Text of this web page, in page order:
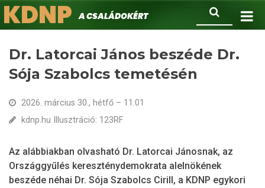
Ugrás
a
Keresés
KDNPA családokért.
Dr. Latorcai János beszéde Dr.
Sója Szabolcs temetésén
2026. március 30., hétfő – 11:01
kdnp.hu Illusztráció: 123RF
Az alábbiakban olvasható Dr. Latorcai Jánosnak, az
Országgyűlés kereszténydemokrata alelnökének
beszéde néhai Dr. Sója Szabolcs Cirill, a KDNP egykori